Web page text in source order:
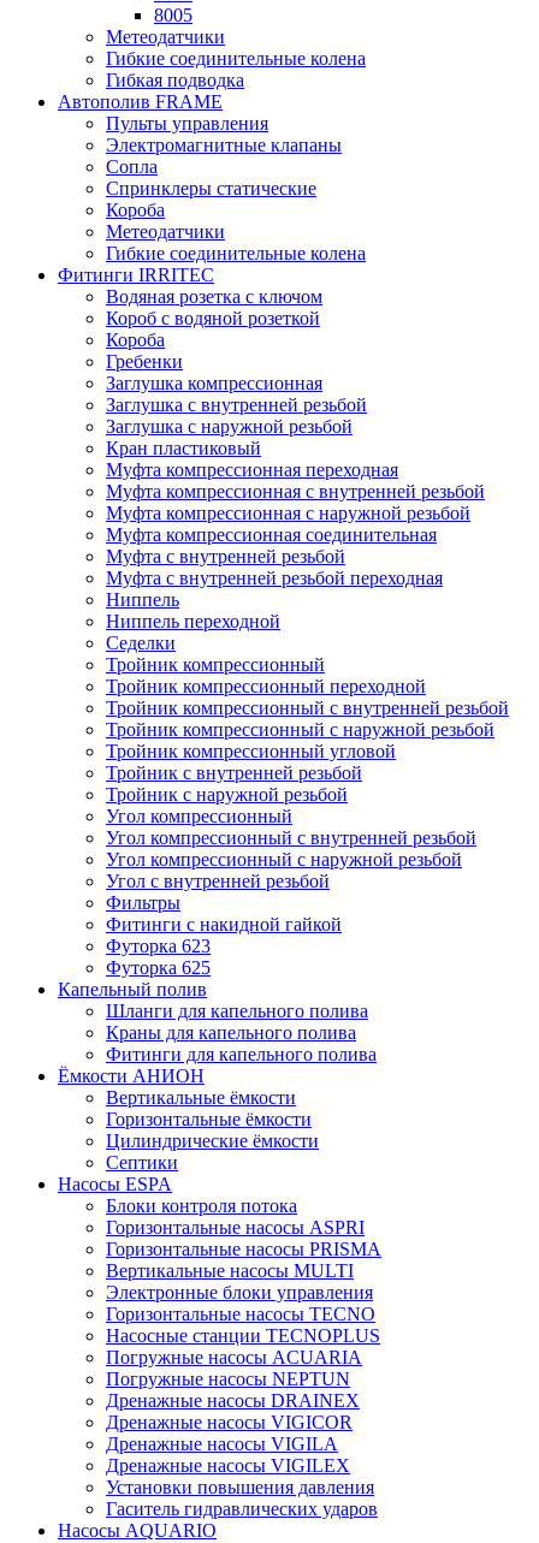
8005
Метеодатчики
Гибкие соединительные колена
Гибкая подводка
Автополив FRAME
Пульты управления
Электромагнитные клапаны
Сопла
Спринклеры статические
Короба
Метеодатчики
Гибкие соединительные колена
Фитинги IRRITEC
Водяная розетка с ключом
Короб с водяной розеткой
Короба
Гребенки
Заглушка компрессионная
Заглушка с внутренней резьбой
Заглушка с наружной резьбой
Кран пластиковый
Муфта компрессионная переходная
Муфта компрессионная с внутренней резьбой
Муфта компрессионная с наружной резьбой
Муфта компрессионная соединительная
Муфта с внутренней резьбой
Муфта с внутренней резьбой переходная
Ниппель
Ниппель переходной
Седелки
Тройник компрессионный
Тройник компрессионный переходной
Тройник компрессионный с внутренней резьбой
Тройник компрессионный с наружной резьбой
Тройник компрессионный угловой
Тройник с внутренней резьбой
Тройник с наружной резьбой
Угол компрессионный
Угол компрессионный с внутренней резьбой
Угол компрессионный с наружной резьбой
Угол с внутренней резьбой
Фильтры
Фитинги с накидной гайкой
Футорка 623
Футорка 625
Капельный полив
Шланги для капельного полива
Краны для капельного полива
Фитинги для капельного полива
Ёмкости АНИОН
Вертикальные ёмкости
Горизонтальные ёмкости
Цилиндрические ёмкости
Септики
Насосы ESPA
Блоки контроля потока
Горизонтальные насосы ASPRI
Горизонтальные насосы PRISMA
Вертикальные насосы MULTI
Электронные блоки управления
Горизонтальные насосы TECNO
Насосные станции TECNOPLUS
Погружные насосы AСUARIA
Погружные насосы NEPTUN
Дренажные насосы DRAINEX
Дренажные насосы VIGICOR
Дренажные насосы VIGILA
Дренажные насосы VIGILEX
Установки повышения давления
Гаситель гидравлических ударов
Насосы AQUARIO